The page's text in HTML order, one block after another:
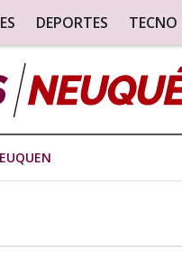
DEPORTES TECNO